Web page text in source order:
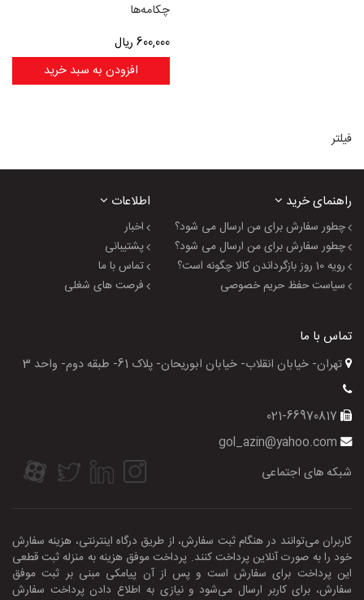
چکامه‌ها
600,000 ریال
افزودن به سبد خرید
فیلتر
راهنمای خرید
چطور سفارش برای من ارسال می شود؟
چطور سفارش برای من ارسال می شود؟
رویه 10 روز بازگرداندن کالا چگونه است؟
سیاست حفظ حریم خصوصی
اطلاعات
اخبار
پشتیبانی
تماس با ما
فرصت های شغلی
تماس با ما
تهران- خیابان انقلاب- خیابان ابوریحان- پلاک 61- طبقه دوم- واحد 3
شبکه های اجتماعی
کاربران می‌توانند در هنگام ثبت سفارش، از طریق درگاه اینترنتی، هزینه سفارش
خود را به صورت آنلاین پرداخت کنند. پرداخت موفق هزینه به منزله ثبت قطعی
این پرداخت برای سفارش است و پس از آن پیامکی مبنی بر ثبت موفق
سفارش، برای کاربر ارسال می‌شود و نیازی به اطلاع‌ دادن پرداخت سفارش